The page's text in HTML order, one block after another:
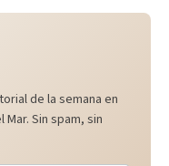
de la semana en
Sin spam, sin